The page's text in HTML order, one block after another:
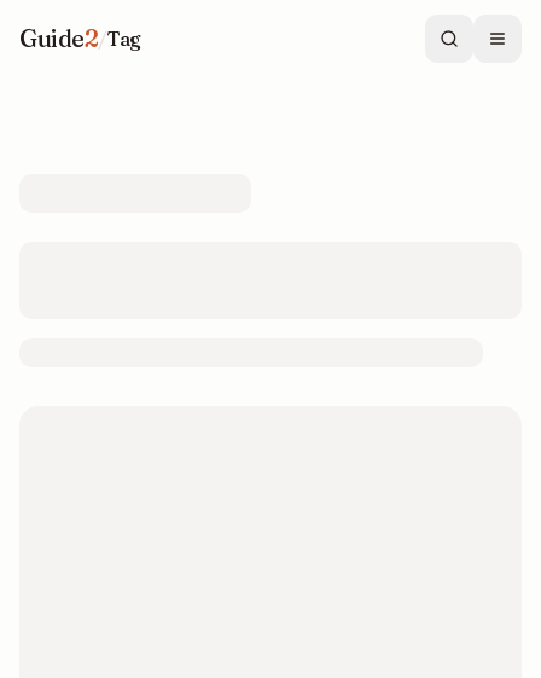
Guide2/Tag